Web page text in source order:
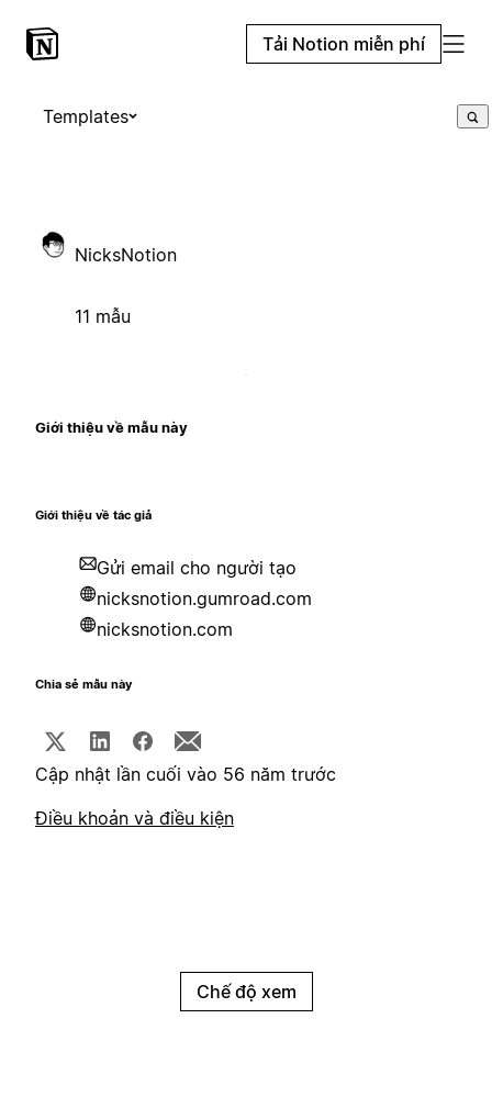
Tải Notion miễn phí
Templates
NicksNotion
11 mẫu
Giới thiệu về mẫu này
Giới thiệu về tác giả
Gửi email cho người tạo
nicksnotion.gumroad.com
nicksnotion.com
Chia sẻ mẫu này
Cập nhật lần cuối vào 56 năm trước
Điều khoản và điều kiện
Chế độ xem